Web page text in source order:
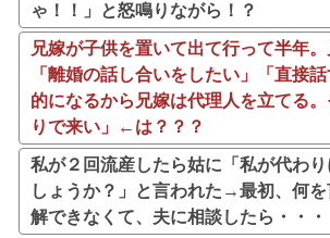
ゃ！！」と怒鳴りながら！？
兄嫁が子供を置いて出て行って半年
「離婚の話し合いをしたい」「直接
的になるから兄嫁は代理人を立てる
りで来い」←は？？？
私が２回流産したら姑に「私が代わ
しょうか？」と言われた→最初、何
解できなくて、夫に相談したら・・・